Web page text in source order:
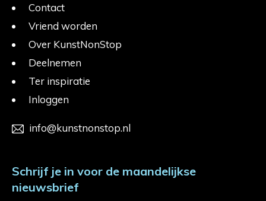
Contact
Vriend worden
Over KunstNonStop
Deelnemen
Ter inspiratie
Inloggen
info@kunstnonstop.nl
Schrijf je in voor de maandelijkse
nieuwsbrief